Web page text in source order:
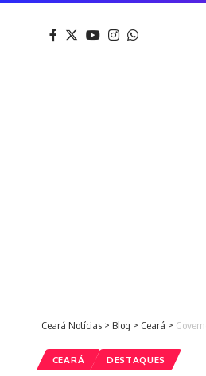
Ceará Notícias > Blog > Ceará >
CEARÁ DESTAQUES